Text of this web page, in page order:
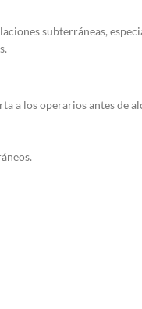
subterráneas,
a los operarios antes de